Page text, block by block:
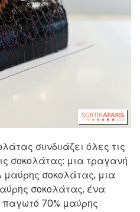
συνδυάζει όλες τις
σοκολάτας: μια τραγανή
σοκολάτας, μια
σοκολάτας, ένα
70% μαύρης